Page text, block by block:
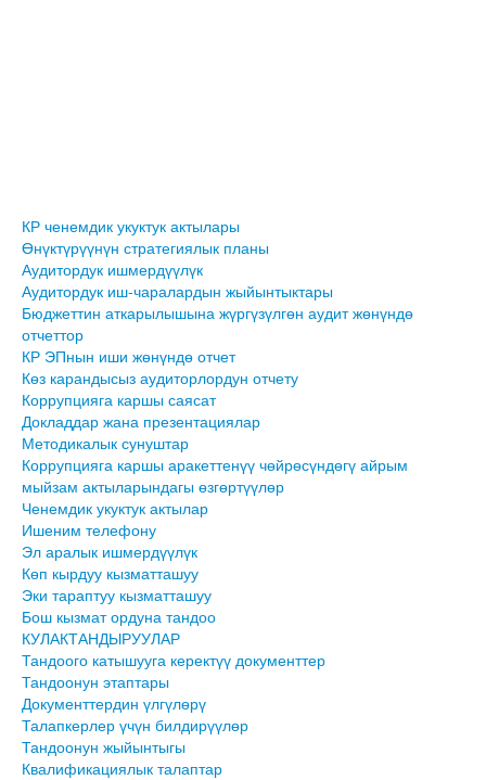
КР ченемдик укуктук актылары
Өнүктүрүүнүн стратегиялык планы
Аудитордук ишмердүүлүк
Аудитордук иш-чаралардын жыйынтыктары
Бюджеттин аткарылышына жүргүзүлгөн аудит жөнүндө
отчеттор
КР ЭПнын иши жөнүндө отчет
Көз карандысыз аудиторлордун отчету
Коррупцияга каршы саясат
Докладдар жана презентациялар
Методикалык сунуштар
Коррупцияга каршы аракеттенүү чөйрөсүндөгү айрым
мыйзам актыларындагы өзгөртүүлөр
Ченемдик укуктук актылар
Ишеним телефону
Эл аралык ишмердүүлүк
Көп кырдуу кызматташуу
Эки тараптуу кызматташуу
Бош кызмат ордуна тандоо
КУЛАКТАНДЫРУУЛАР
Тандоого катышууга керектүү документтер
Тандоонун этаптары
Документтердин үлгүлөрү
Талапкерлер үчүн билдирүүлөр
Тандоонун жыйынтыгы
Квалификациялык талаптар